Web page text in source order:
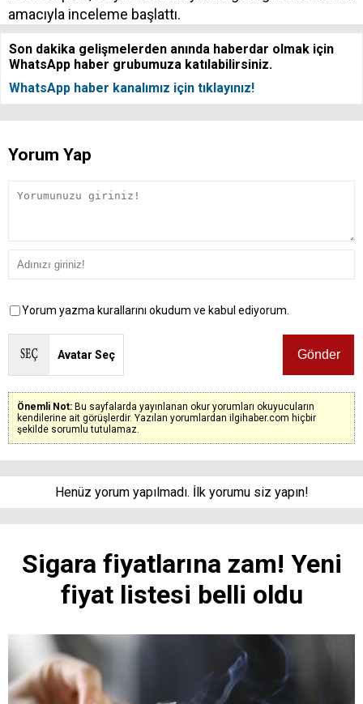
amacıyla inceleme başlattı.
Son dakika gelişmelerden anında haberdar olmak için
WhatsApp haber grubumuza katılabilirsiniz.
WhatsApp haber kanalımız için tıklayınız!
Yorum Yap
Yorum yazma kurallarını okudum ve kabul ediyorum.
Avatar Seç
Önemli Not: Bu sayfalarda yayınlanan okur yorumları okuyucuların
kendilerine ait görüşlerdir. Yazılan yorumlardan ilgihaber.com hiçbir
şekilde sorumlu tutulamaz.
Henüz yorum yapılmadı. İlk yorumu siz yapın!
Sigara fiyatlarına zam! Yeni
fiyat listesi belli oldu